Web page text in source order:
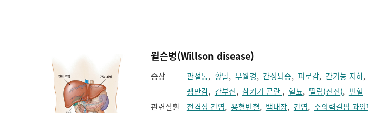
윌슨병(Willson disease)
증상 관절통, 황달, 무월경, 간성뇌증, 피로감, 간기능 저하,
팽만감, 간부전, 삼키기 곤란 , 혈뇨, 떨림(진전), 빈혈
관련질환
전격성 간염, 용혈빈혈, 백내장, 간염, 주의력결핍 과